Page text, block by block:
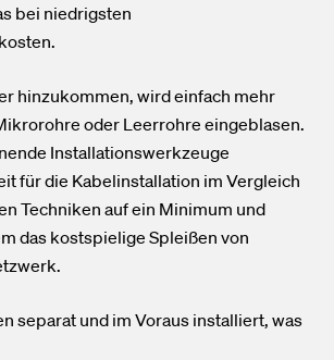
bei niedrigsten
hinzukommen, wird einfach mehr
oder Leerrohre eingeblasen.
Installationswerkzeuge
für die Kabelinstallation im Vergleich
Techniken auf ein Minimum und
das kostspielige Spleißen von
separat und im Voraus installiert, was